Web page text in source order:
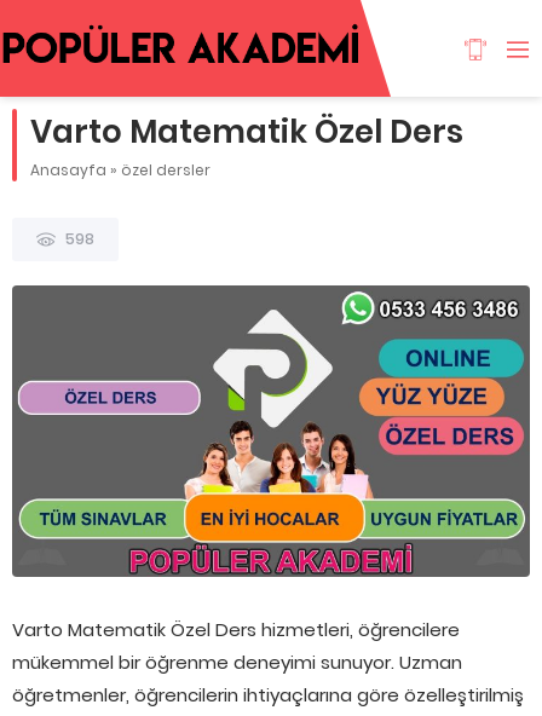
Varto Matematik Özel Ders
Anasayfa » özel dersler
598
Varto Matematik Özel Ders hizmetleri, öğrencilere
mükemmel bir öğrenme deneyimi sunuyor. Uzman
öğretmenler, öğrencilerin ihtiyaçlarına göre özelleştirilmiş